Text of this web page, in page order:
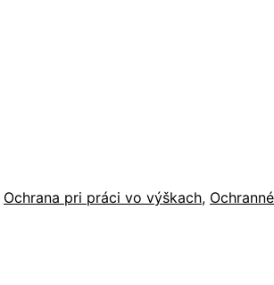
Ochrana pri práci vo výškach,